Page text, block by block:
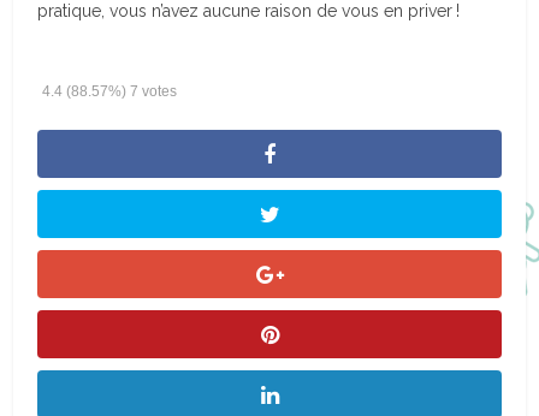
pratique, vous n’avez aucune raison de vous en priver !
4.4 (88.57%)7 votes